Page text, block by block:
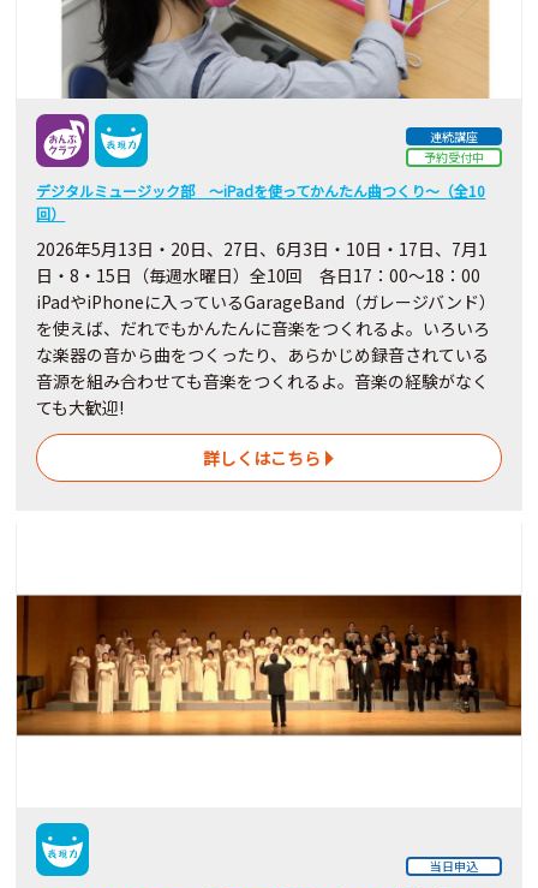
連続講座
予約受付中
デジタルミュージック部 ～iPadを使ってかんたん曲つくり～（全10
回）
2026年5月13日・20日、27日、6月3日・10日・17日、7月1
日・8・15日（毎週水曜日）全10回 各日17：00～18：00
iPadやiPhoneに入っているGarageBand（ガレージバンド）
を使えば、だれでもかんたんに音楽をつくれるよ。いろいろ
な楽器の音から曲をつくったり、あらかじめ録音されている
音源を組み合わせても音楽をつくれるよ。音楽の経験がなく
ても大歓迎!
詳しくはこちら
当日申込